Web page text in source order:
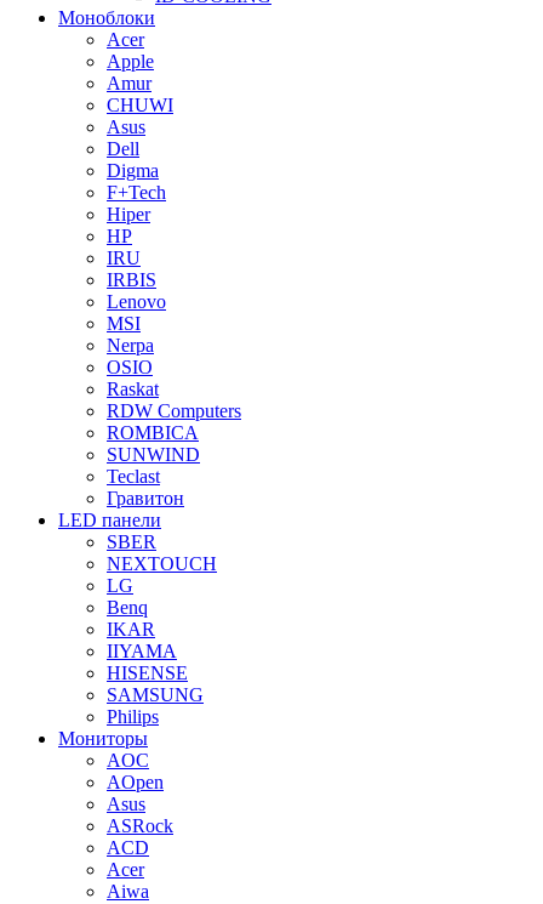
Моноблоки
Acer
Apple
Amur
CHUWI
Asus
Dell
Digma
F+Tech
Hiper
HP
IRU
IRBIS
Lenovo
MSI
Nerpa
OSIO
Raskat
RDW Computers
ROMBICA
SUNWIND
Teclast
Гравитон
LED панели
SBER
NEXTOUCH
LG
Benq
IKAR
IIYAMA
HISENSE
SAMSUNG
Philips
Мониторы
AOC
AOpen
Asus
ASRock
ACD
Acer
Aiwa